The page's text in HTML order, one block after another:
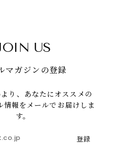
US
マガジンの登録
り、あなたにオススメの
情報をメールでお届けしま
す。
登録